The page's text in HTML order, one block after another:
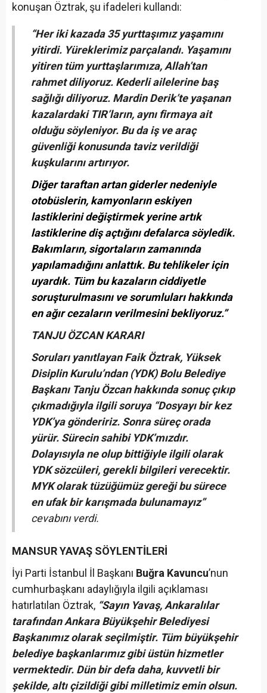
konuşan Öztrak, şu ifadeleri kullandı:
“Her iki kazada 35 yurttaşımız yaşamını
yitirdi. Yüreklerimiz parçalandı. Yaşamını
yitiren tüm yurttaşlarımıza, Allah’tan
rahmet diliyoruz. Kederli ailelerine baş
sağlığı diliyoruz. Mardin Derik’te yaşanan
kazalardaki TIR’ların, aynı firmaya ait
olduğu söyleniyor. Bu da iş ve araç
güvenliği konusunda taviz verildiği
kuşkularını artırıyor.
Diğer taraftan artan giderler nedeniyle
otobüslerin, kamyonların eskiyen
lastiklerini değiştirmek yerine artık
lastiklerine diş açtığını defalarca söyledik.
Bakımların, sigortaların zamanında
yapılamadığını anlattık. Bu tehlikeler için
uyardık. Tüm bu kazaların ciddiyetle
soruşturulmasını ve sorumluları hakkında
en ağır cezaların verilmesini bekliyoruz.”
TANJU ÖZCAN KARARI
Soruları yanıtlayan Faik Öztrak, Yüksek
Disiplin Kurulu’ndan (YDK) Bolu Belediye
Başkanı Tanju Özcan hakkında sonuç çıkıp
çıkmadığıyla ilgili soruya “Dosyayı bir kez
YDK’ya göndeririz. Sonra süreç orada
yürür. Sürecin sahibi YDK’mızdır.
Dolayısıyla ne olup bittiğiyle ilgili olarak
YDK sözcüleri, gerekli bilgileri verecektir.
MYK olarak tüzüğümüz gereği bu sürece
en ufak bir karışmada bulunamayız”
cevabını verdi.
MANSUR YAVAŞ SÖYLENTİLERİ
İyi Parti İstanbul İl Başkanı Buğra Kavuncu’nun
cumhurbaşkanı adaylığıyla ilgili açıklaması
hatırlatılan Öztrak, “Sayın Yavaş, Ankaralılar
tarafından Ankara Büyükşehir Belediyesi
Başkanımız olarak seçilmiştir. Tüm büyükşehir
belediye başkanlarımız gibi üstün hizmetler
vermektedir. Dün bir defa daha, kuvvetli bir
şekilde, altı çizildiği gibi milletimiz emin olsun.